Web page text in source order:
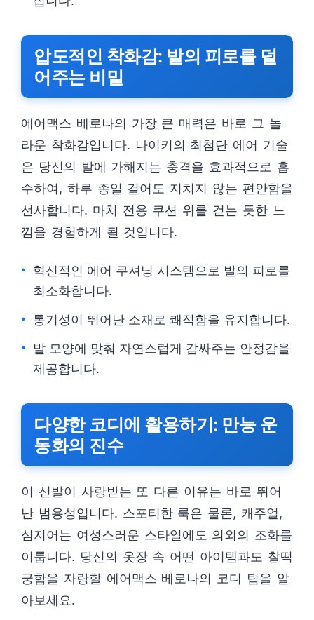
압도적인 착화감: 발의 피로를 덜
어주는 비밀
에어맥스 베로나의 가장 큰 매력은 바로 그 놀
라운 착화감입니다. 나이키의 최첨단 에어 기술
은 당신의 발에 가해지는 충격을 효과적으로 흡
수하여, 하루 종일 걸어도 지치지 않는 편안함을
선사합니다. 마치 전용 쿠션 위를 걷는 듯한 느
낌을 경험하게 될 것입니다.
혁신적인 에어 쿠셔닝 시스템으로 발의 피로를
최소화합니다.
통기성이 뛰어난 소재로 쾌적함을 유지합니다.
발 모양에 맞춰 자연스럽게 감싸주는 안정감을
제공합니다.
다양한 코디에 활용하기: 만능 운
동화의 진수
이 신발이 사랑받는 또 다른 이유는 바로 뛰어
난 범용성입니다. 스포티한 룩은 물론, 캐주얼,
심지어는 여성스러운 스타일에도 의외의 조화를
이룹니다. 당신의 옷장 속 어떤 아이템과도 찰떡
궁합을 자랑할 에어맥스 베로나의 코디 팁을 알
아보세요.